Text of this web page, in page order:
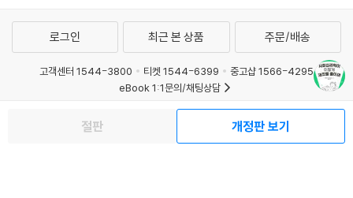
절판 개정판 보기
로그인 최근 본 상품 주문/배송
고객센터 1544-3800 티켓 1544-6399
중고샵 1566-4295
eBook 1:1문의/채팅상담
예스이십사(주) 사업자 정보
이용약관
청소년보호정책